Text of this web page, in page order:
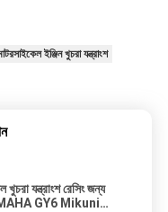
ইঞ্জিন খুচরা যন্ত্রাংশ
খুচরা যন্ত্রাংশ রেসিং জন্য
GY6 Mikuni